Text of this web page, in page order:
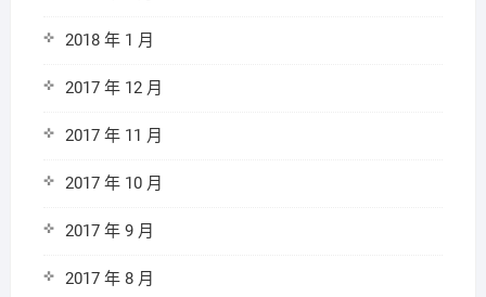
2018 年 1 月
2017 年 12 月
2017 年 11 月
2017 年 10 月
2017 年 9 月
2017 年 8 月